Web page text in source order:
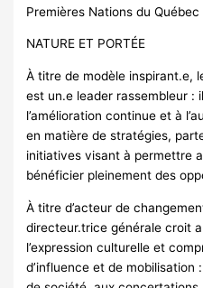
Premières Nations du
NATURE ET PORTÉE
À titre de modèle inspirant.e,
est un.e leader rassembleur :
l’amélioration continue et à
en matière de stratégies,
initiatives visant à permettre
bénéficier pleinement des
À titre d’acteur de
directeur.trice générale croit
l’expression culturelle et
d’influence et de mobilisation